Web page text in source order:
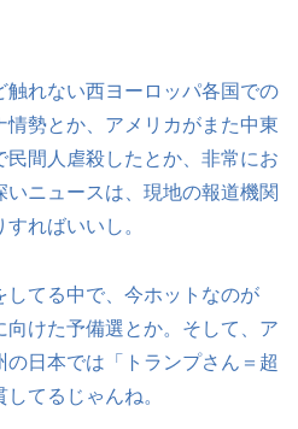
触れない西ヨーロッパ各国での
勢とか、アメリカがまた中東
間人虐殺したとか、非常にお
ニュースは、現地の報道機関
ればいいし。
してる中で、今ホットなのが
向けた予備選とか。そして、ア
の日本では「トランプさん＝超
てるじゃんね。